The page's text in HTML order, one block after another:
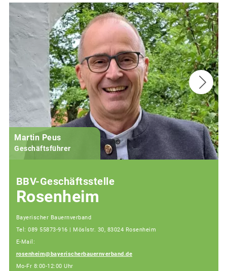
Martin Peus
Geschäftsführer
BBV-Geschäftsstelle
Rosenheim
Bayerischer Bauernverband
Tel: 089 55873-916 | Möslstr. 30, 83024 Rosenheim
E-Mail:
rosenheim@bayerischerbauernverband.de
Mo-Fr 8:00-12:00 Uhr